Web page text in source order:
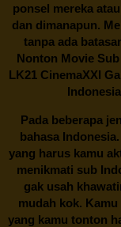
ponsel mereka
dan dimanapun.
tanpa ada
Nonton Movie
LK21 CinemaXXI
Pada beberapa
bahasa
yang harus kamu
menikmati sub
gak usah
mudah kok.
yang kamu tonton